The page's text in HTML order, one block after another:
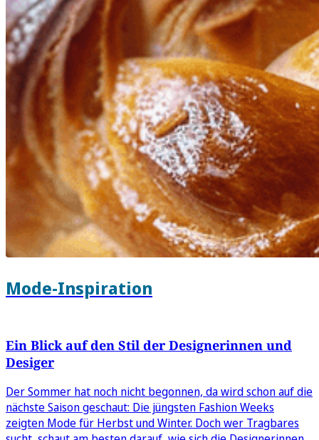
Mode-Inspiration
Ein Blick auf den Stil der Designerinnen und
Desiger
Der Sommer hat noch nicht begonnen, da wird schon auf die
nächste Saison geschaut: Die jüngsten Fashion Weeks
zeigten Mode für Herbst und Winter. Doch wer Tragbares